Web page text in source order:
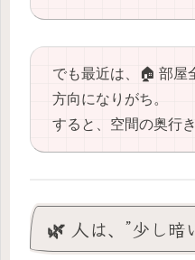
でも最近は、🏠 部屋
方向になりがち。
すると、空間の奥行
🌿 人は、”少し暗